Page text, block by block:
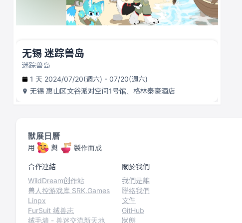
无锡 迷踪兽岛
迷踪兽岛
1 天 2024/07/20(週六) - 07/20(週六)
无锡 惠山区文谷派对空间1号馆、格林泰豪酒店
獸展日曆
用 與 製作而成
合作連結
WildDream创作站
兽人控游戏库 SRK.Games
Linpx
FurSuit 绒兽志
绒毛墙 - 兽迷交流新天地
關於我們
我們是誰
聯絡我們
文件
GitHub
狀態